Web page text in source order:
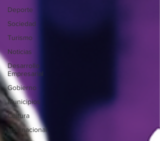
Deporte
Sociedad
Turismo
Noticias
Desarrollo
Empresarial
Gobierno
Municipios
Cultura
Internacional